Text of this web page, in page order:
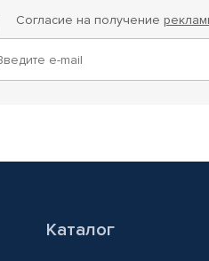
Согласие на получение
Каталог